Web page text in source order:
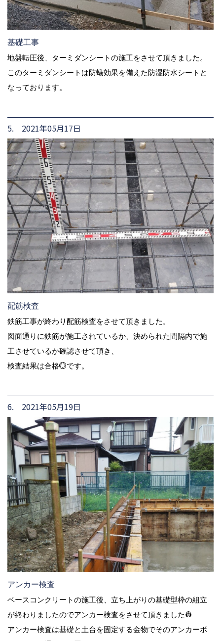
基礎工事
地盤転圧後、ターミダンシートの施工をさせて頂きました。
このターミダンシートは防蟻効果を備えた防湿防水シートと
なっております。
5. 2021年05月17日
配筋検査
鉄筋工事が終わり配筋検査をさせて頂きました。
図面通りに鉄筋が施工されているか、決められた間隔内で施
工させているか確認させて頂き、
検査結果は合格💮です。
6. 2021年05月19日
アンカー検査
ベースコンクリートの施工後、立ち上がりの基礎型枠の組立
が終わりましたのでアンカー検査をさせて頂きました👷
アンカー検査は基礎と土台を固定する金物でそのアンカーボ